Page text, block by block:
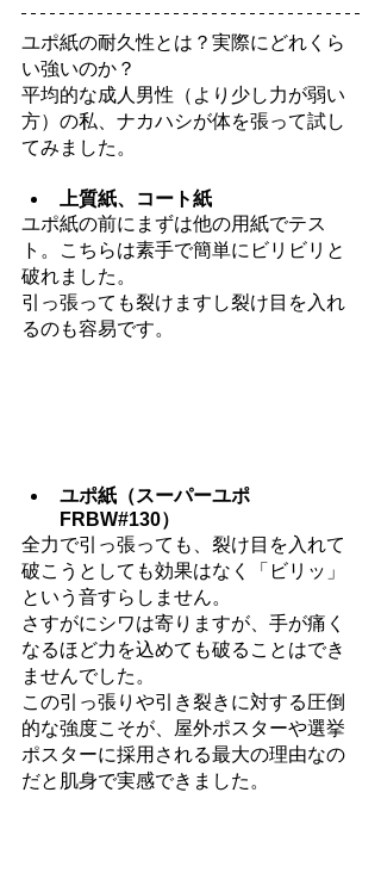
ユポ紙の耐久性とは？実際にどれくら
い強いのか？
平均的な成人男性（より少し力が弱い
方）の私、ナカハシが体を張って試し
てみました。
上質紙、コート紙
ユポ紙の前にまずは他の用紙でテス
ト。こちらは素手で簡単にビリビリと
破れました。
引っ張っても裂けますし裂け目を入れ
るのも容易です。
ユポ紙（スーパーユポ
FRBW#130）
全力で引っ張っても、裂け目を入れて
破こうとしても効果はなく「ビリッ」
という音すらしません。
さすがにシワは寄りますが、手が痛く
なるほど力を込めても破ることはでき
ませんでした。
この引っ張りや引き裂きに対する圧倒
的な強度こそが、屋外ポスターや選挙
ポスターに採用される最大の理由なの
だと肌身で実感できました。